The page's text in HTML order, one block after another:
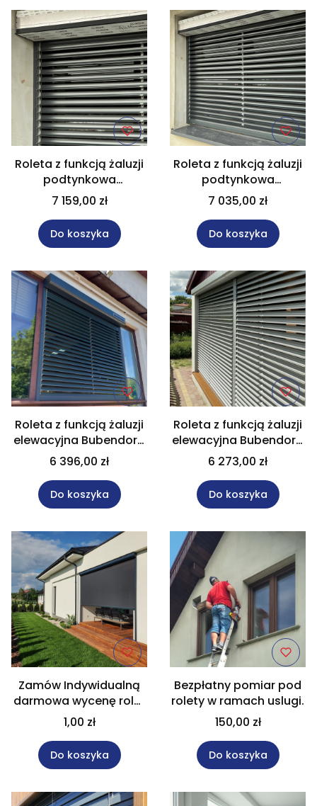
Roleta z funkcją żaluzji
podtynkowa
Bubendorff 160x160 cm
Tradi iD4 Solar
7 159,00 zł
Do koszyka
Roleta z funkcją żaluzji
podtynkowa
Bubendorff 300x280
cm Tradi iD4 Hybrid
7 035,00 zł
Do koszyka
Roleta z funkcją żaluzji
elewacyjna Bubendorff
160x160 cm Mono iD4
Solar
6 396,00 zł
Do koszyka
Roleta z funkcją żaluzji
elewacyjna Bubendorff
300x300 cm Mono iD4
Hybrid
6 273,00 zł
Do koszyka
Zamów Indywidualną
darmowa wycenę rolet
screen na wymiar.
Formularz.
1,00 zł
Do koszyka
Bezpłatny pomiar pod
rolety w ramach uslugi.
150,00 zł
Do koszyka